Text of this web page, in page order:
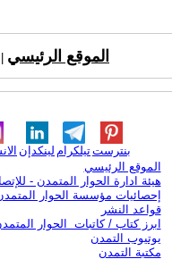
الموقع الرئيسي
لينكدإن تيلكرامبنترست
الموقع الرئيسي
هيئة ادارة الحوار المتمدن -
إحصائيات مؤسسة الحوار
قواعد النشر
ابرز كتاب / كاتبات الحوار
يوتيوب التمدن
مكتبة التمدن